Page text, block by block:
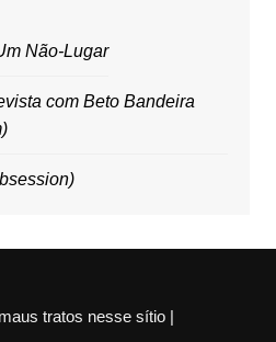
Não-Lugar
com Beto Bandeira
tratos nesse sítio |